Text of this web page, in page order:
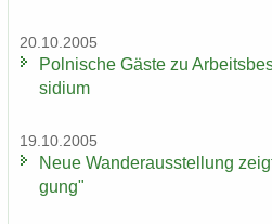
20.10.2005
Pol­ni­sche Gäste zu
si­di­um
19.10.2005
Neue Wan­der­aus­stel­lung
gung"